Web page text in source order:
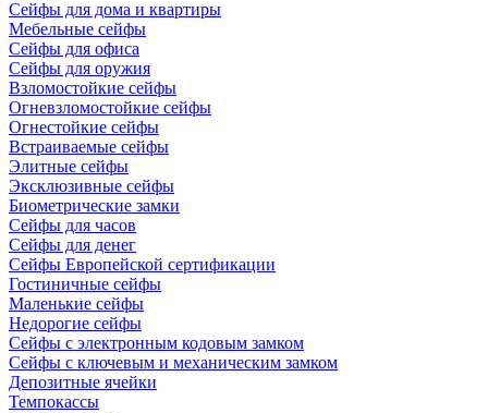
Сейфы для дома и квартиры
Мебельные сейфы
Сейфы для офиса
Сейфы для оружия
Взломостойкие сейфы
Огневзломостойкие сейфы
Огнестойкие сейфы
Встраиваемые сейфы
Элитные сейфы
Эксклюзивные сейфы
Биометрические замки
Сейфы для часов
Сейфы для денег
Сейфы Европейской сертификации
Гостиничные сейфы
Маленькие сейфы
Недорогие сейфы
Сейфы с электронным кодовым замком
Сейфы с ключевым и механическим замком
Депозитные ячейки
Темпокассы